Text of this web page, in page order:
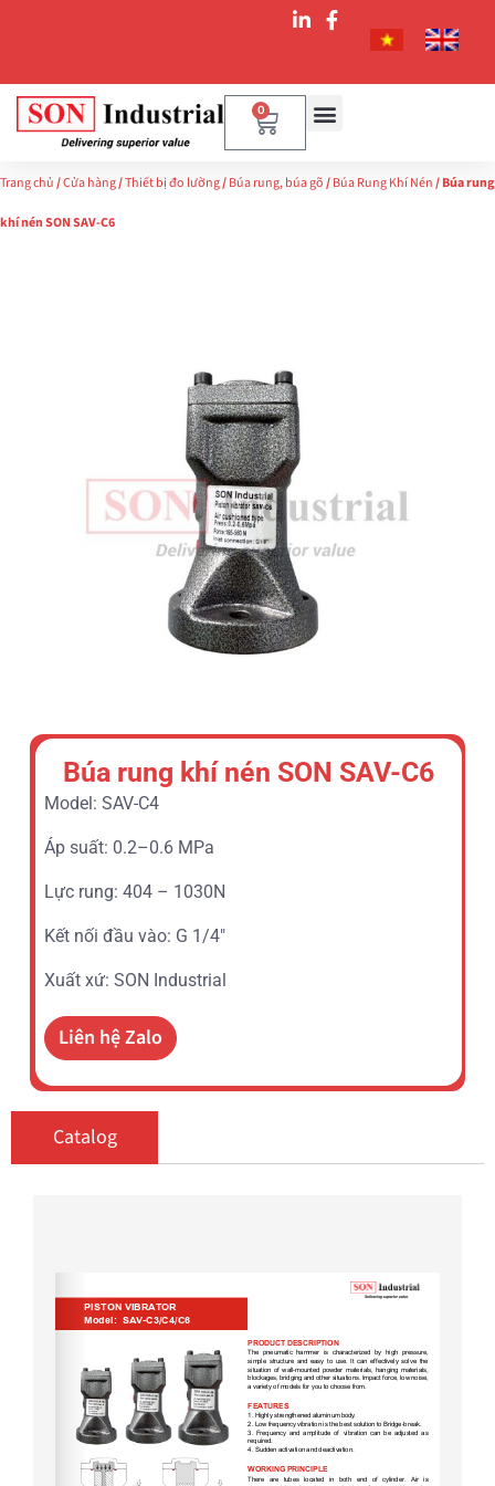
0
Trang chủ/Cửa hàng/Thiết bị đo lường/Búa rung, búa gõ/Búa Rung Khí Nén/ Búa rung
khí nén SON SAV-C6
Búa rung khí nén SON SAV-C6
Model: SAV-C4
Áp suất: 0.2–0.6 MPa
Lực rung: 404 – 1030N
Kết nối đầu vào: G 1/4″
Xuất xứ: SON Industrial
Liên hệ Zalo
Catalog